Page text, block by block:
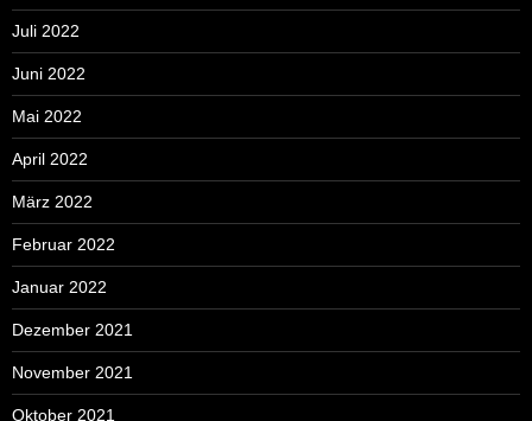
Juli 2022
Juni 2022
Mai 2022
April 2022
März 2022
Februar 2022
Januar 2022
Dezember 2021
November 2021
Oktober 2021